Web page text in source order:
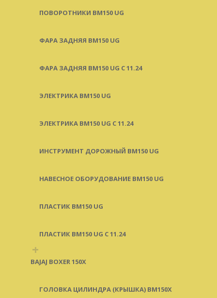
ПОВОРОТНИКИ BM150 UG
ФАРА ЗАДНЯЯ BM150 UG
ФАРА ЗАДНЯЯ BM150 UG С 11.24
ЭЛЕКТРИКА BM150 UG
ЭЛЕКТРИКА BM150 UG C 11.24
ИНСТРУМЕНТ ДОРОЖНЫЙ BM150 UG
НАВЕСНОЕ ОБОРУДОВАНИЕ BM150 UG
ПЛАСТИК BM150 UG
ПЛАСТИК BM150 UG C 11.24
+
BAJAJ BOXER 150X
ГОЛОВКА ЦИЛИНДРА (КРЫШКА) BM150X